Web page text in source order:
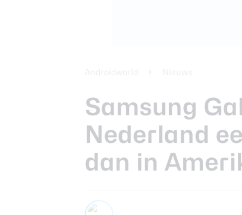
Samsung
Nederland
dan in